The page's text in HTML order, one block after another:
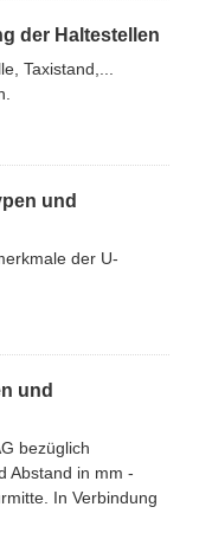
der Haltestellen
Taxistand,...
und
der U-
und
bezüglich
Abstand in mm -
In Verbindung